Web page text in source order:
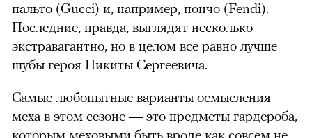
пальто (Gucci) и, например, пончо (Fendi).
Последние, правда, выглядят несколько
экстравагантно, но в целом все равно лучше
шубы героя Никиты Сергеевича.
Самые любопытные варианты осмысления
меха в этом сезоне — это предметы гардероба,
которым меховыми быть вроде как совсем не